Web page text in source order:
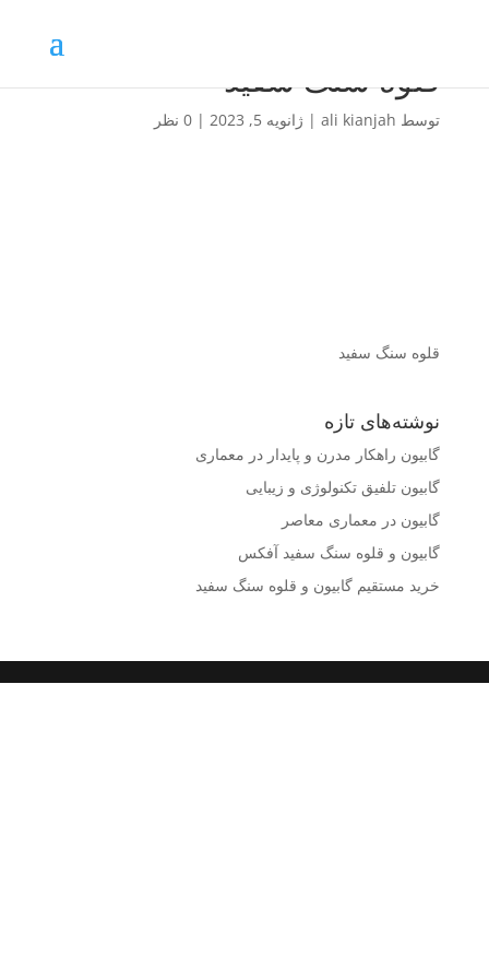
قلوه سنگ سفید
توسط ali kianjah
| ژانویه 5, 2023 | 0 نظر
قلوه سنگ سفید
نوشته‌های تازه
گابیون راهکار مدرن و پایدار در معماری
گابیون تلفیق تکنولوژی و زیبایی
گابیون در معماری معاصر
گابیون و قلوه سنگ سفید آفکس
خرید مستقیم گابیون و قلوه سنگ سفید